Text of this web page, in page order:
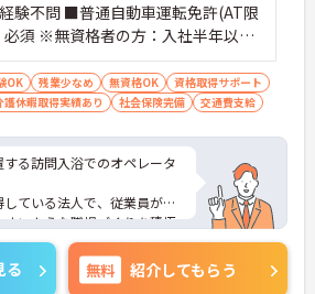
験不問 ■普通自動車運転免許(AT限
須 ※無資格者の方：入社半年以内
担で認知症介護基礎研修受講
OK 残業少なめ 無資格OK
資格取得サポート
護休暇取得実績あり 社会保険完備 交通費支給
る訪問入浴でのオペレータ
ている法人で、従業員が子
いような職場づくりを積極
対策ポイントなど、さらに
のでお気軽にご相談くださ
る 無料 紹介してもらう